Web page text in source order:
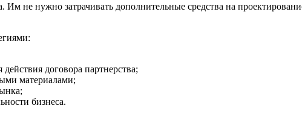
не нужно затрачивать дополнительные средства на
договора партнерства;
материалами;
бизнеса.